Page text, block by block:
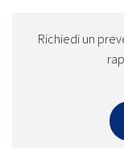
Richiedi un